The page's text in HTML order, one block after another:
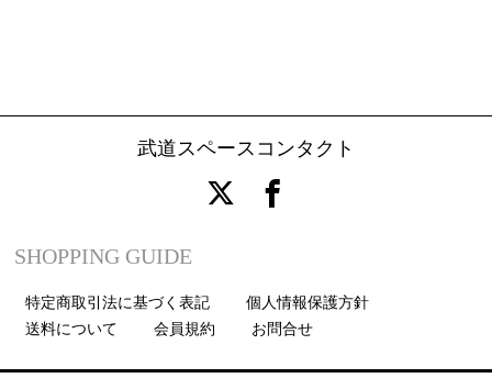
武道スペースコンタクト
SHOPPING GUIDE
特定商取引法に基づく表記
個人情報保護方針
送料について
会員規約 お問合せ